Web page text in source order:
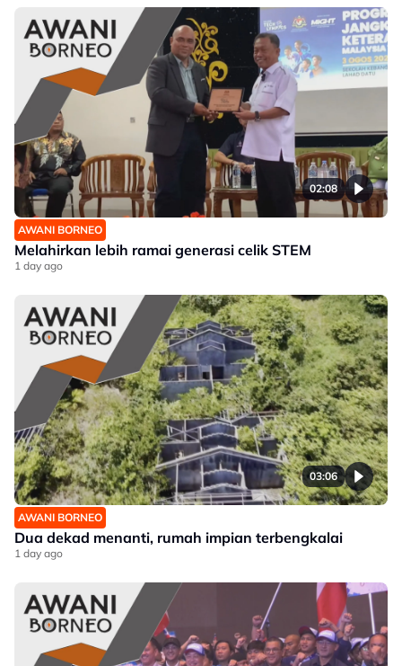
02:08
AWANI BORNEO
Melahirkan lebih ramai generasi celik STEM
1 day ago
03:06
AWANI BORNEO
Dua dekad menanti, rumah impian terbengkalai
1 day ago